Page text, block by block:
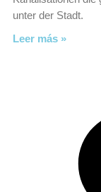
unter der Stadt.
Leer más »